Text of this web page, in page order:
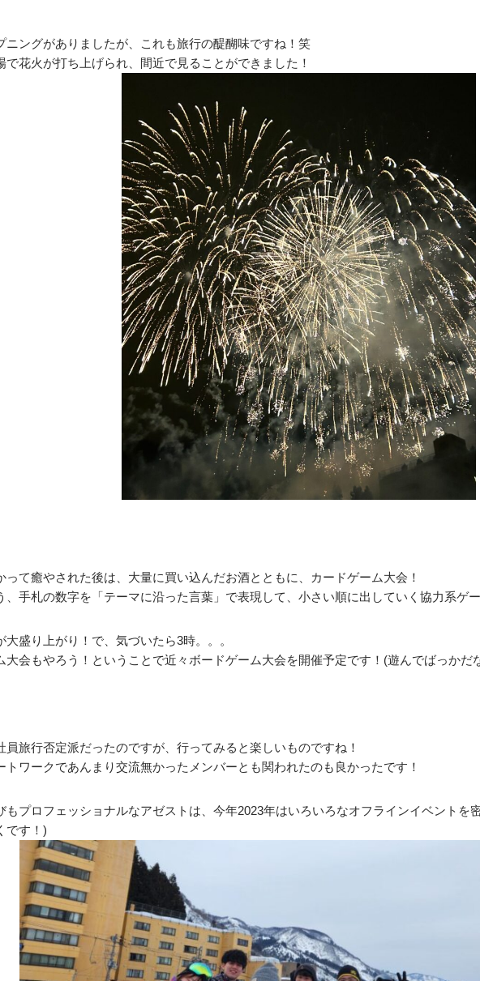
ニングがありましたが、これも旅行の醍醐味ですね！笑
で花火が打ち上げられ、間近で見ることができました！
って癒やされた後は、大量に買い込んだお酒とともに、カードゲーム大会！
、手札の数字を「テーマに沿った言葉」で表現して、小さい順に出していく協力系ゲ
大盛り上がり！で、気づいたら3時。。。
大会もやろう！ということで近々ボードゲーム大会を開催予定です！(遊んでばっかだ
員旅行否定派だったのですが、行ってみると楽しいものですね！
トワークであんまり交流無かったメンバーとも関われたのも良かったです！
もプロフェッショナルなアゼストは、今年2023年はいろいろなオフラインイベントを
です！)